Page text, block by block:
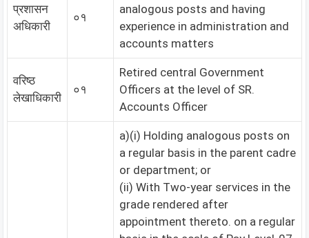
प्रशासन
अधिकारी
०१
analogous posts and having
experience in administration and
accounts matters
वरिष्ठ
लेखाधिकारी
०१
Retired central Government
Officers at the level of SR.
Accounts Officer
a)(i) Holding analogous posts on
a regular basis in the parent cadre
or department; or
(ii) With Two-year services in the
grade rendered after
appointment thereto. on a regular